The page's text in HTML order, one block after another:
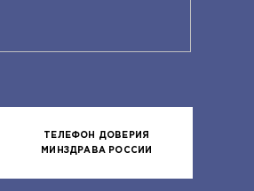
ТЕЛЕФОН ДОВЕРИЯ
МИНЗДРАВА РОССИИ